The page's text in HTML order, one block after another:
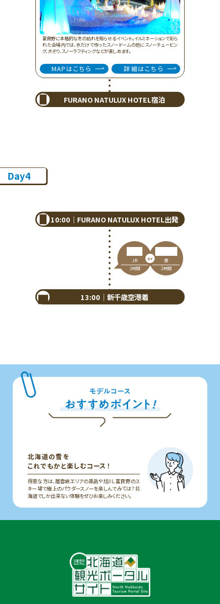
富良野に本格的な冬の訪れを知らせるイベント。イルミネーションで彩ら
れた会場内では、氷だけで作ったスノードームの他にスノーチュービン
グ、犬ぞり、スノーラフティングなどが楽しめます。
MAPはこちら 詳細はこちら
FURANO NATULUX HOTEL宿泊
Day4
10:00｜FURANO NATULUX HOTEL出発
JR
3時間
車
2時間
13:00｜新千歳空港着
北海道の雪を
これでもかと楽しむコース！
得意な方は、層雲峡エリアの黒岳や旭川、富良野のス
キー場で極上のパウダースノーを楽しんでみては？北
海道でしか出来ない体験をぜひお楽しみください。